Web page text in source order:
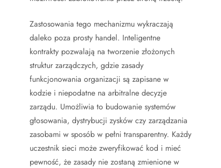
Zastosowania tego mechanizmu wykraczają
daleko poza prosty handel. Inteligentne
kontrakty pozwalają na tworzenie złożonych
struktur zarządczych, gdzie zasady
funkcjonowania organizacji są zapisane w
kodzie i niepodatne na arbitralne decyzje
zarządu. Umożliwia to budowanie systemów
głosowania, dystrybucji zysków czy zarządzania
zasobami w sposób w pełni transparentny. Każdy
uczestnik sieci może zweryfikować kod i mieć
pewność, że zasady nie zostaną zmienione w